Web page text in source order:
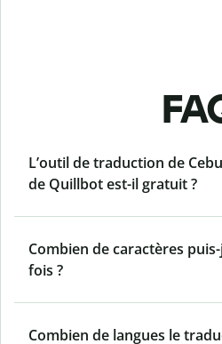
L’outil de traduction de
de Quillbot est-il gratuit ?
Combien de caractères
fois ?
Combien de langues le